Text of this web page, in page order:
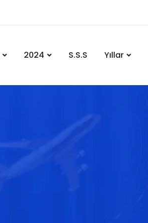
2024 S.S.S Yıllar